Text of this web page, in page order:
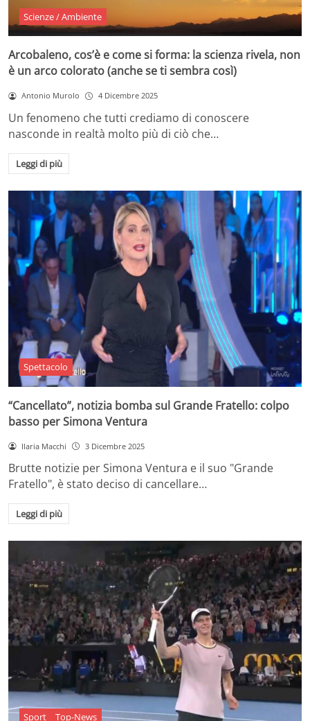
Scienze / Ambiente
Arcobaleno, cos’è e come si forma: la scienza rivela, non
è un arco colorato (anche se ti sembra così)
Antonio Murolo 4 Dicembre 2025
Un fenomeno che tutti crediamo di conoscere
nasconde in realtà molto più di ciò che…
Leggi di più
Spettacolo
“Cancellato”, notizia bomba sul Grande Fratello: colpo
basso per Simona Ventura
Ilaria Macchi 3 Dicembre 2025
Brutte notizie per Simona Ventura e il suo "Grande
Fratello", è stato deciso di cancellare…
Leggi di più
Sport Top-News